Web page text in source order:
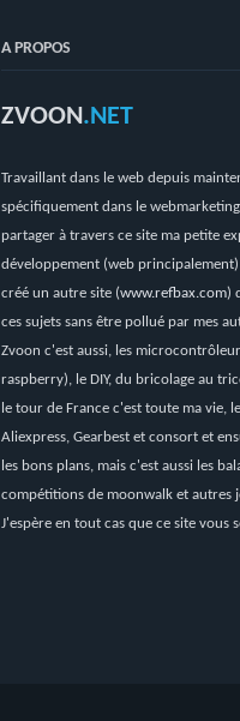
A PROPOS
ZVOON.NET
Travaillant dans le web depuis
spécifiquement dans le
partager à travers ce site ma petite
développement (web principalement)
créé un autre site (www.refbax.com)
ces sujets sans être pollué par mes
Zvoon c'est aussi, les
raspberry), le DIY, du bricolage au
le tour de France c'est toute ma vie,
Aliexpress, Gearbest et consort et
les bons plans, mais c'est aussi les
compétitions de moonwalk et autres
J'espère en tout cas que ce site vous